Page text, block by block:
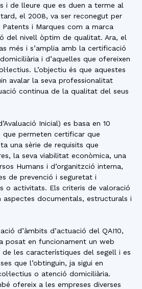
i de lleure que es duen a terme al
el 2008, va ser reconegut per
Patents i Marques com a marca
del nivell òptim de qualitat. Ara, el
més i s’amplia amb la certificació
i d’aquelles que ofereixen
L’objectiu és que aquestes
avalar la seva professionalitat
continua de la qualitat del seus
Inicial) es basa en 10
que permeten certificar que
una sèrie de requisits que
la seva viabilitat econòmica, una
Humans i d’organitzció interna,
de prevenció i seguretat i
o activitats. Els criteris de valoració
documentals, estructurals i
d’àmbits d’actuació del QAI10,
posat en funcionament un web
de les característiques del segell i es
que l’obtinguin, ja sigui en
o atenció domiciliària.
ofereix a les empreses diverses